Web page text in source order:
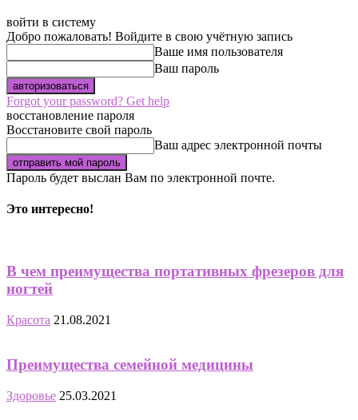
войти в систему
Добро пожаловать! Войдите в свою учётную запись
Ваше имя пользователя
Ваш пароль
Forgot your password? Get help
восстановление пароля
Восстановите свой пароль
Ваш адрес электронной почты
Пароль будет выслан Вам по электронной почте.
Это интересно!
В чем преимущества портативных фрезеров для
ногтей
Красота 21.08.2021
Преимущества семейной медицины
Здоровье 25.03.2021